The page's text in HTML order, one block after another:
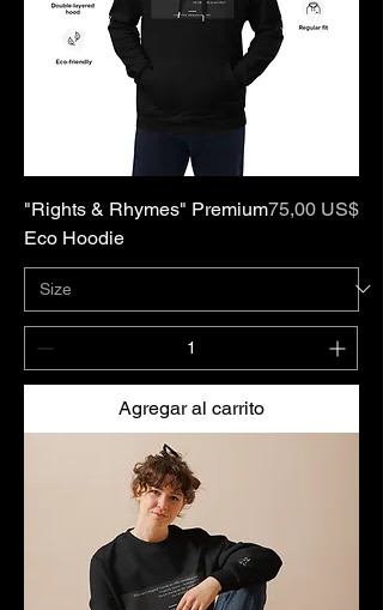
"Rights & Rhymes" Premium
Eco Hoodie
Precio
75,00 US$
Agregar al carrito